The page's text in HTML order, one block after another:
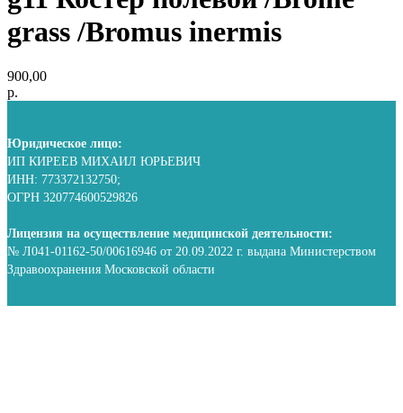
grass /Bromus inermis
900,00
р.
Юридическое лицо:
ИП КИРЕЕВ МИХАИЛ ЮРЬЕВИЧ
ИНН: 773372132750;
ОГРН 320774600529826
Лицензия на осуществление медицинской деятельности:
№ Л041-01162-50/00616946 от 20.09.2022 г. выдана Министерством
Здравоохранения Московской области